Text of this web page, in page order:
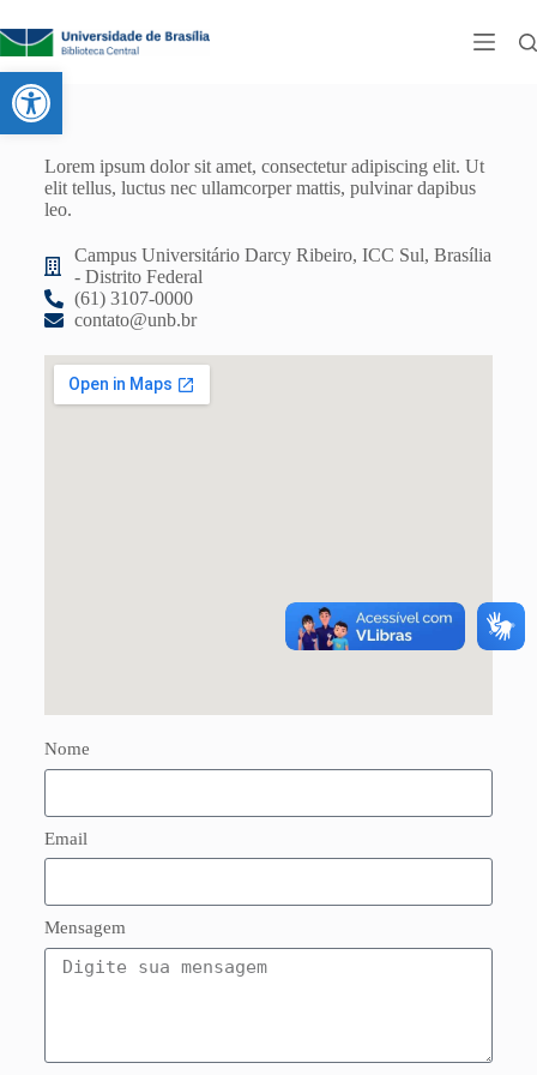
Abrir a barra de ferramentas
Lorem ipsum dolor sit amet, consectetur adipiscing elit. Ut
elit tellus, luctus nec ullamcorper mattis, pulvinar dapibus
leo.
Campus Universitário Darcy Ribeiro, ICC Sul, Brasília
- Distrito Federal
(61) 3107-0000
contato@unb.br
Nome
Email
Mensagem